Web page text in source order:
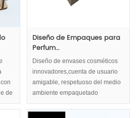
de
Diseño de Empaques para
Perfum…
Diseño de envases cosméticos
innovadores,cuenta de usuario
amigable, respetuoso del medio
ambiente empaquetado
cosmético,envases cosméticos
de lujo,conceptos de diseño en